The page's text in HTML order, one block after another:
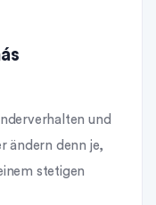
und
ändern denn je,
stetigen